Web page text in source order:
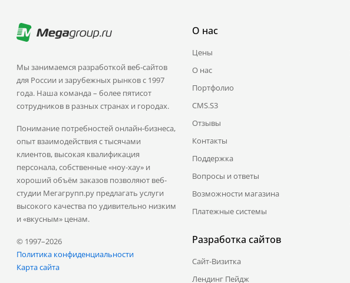
Мы занимаемся разработкой веб-сайтов
для России и зарубежных рынков с 1997
года. Наша команда – более пятисот
сотрудников в разных странах и городах.
Понимание потребностей онлайн-бизнеса,
опыт взаимодействия с тысячами
клиентов, высокая квалификация
персонала, собственные «ноу-хау» и
хороший объём заказов позволяют веб-
студии Мегагрупп.ру предлагать услуги
высокого качества по удивительно низким
и «вкусным» ценам.
© 1997–2026
Политика конфиденциальности
Карта сайта
О нас
Цены
О нас
Портфолио
CMS.S3
Отзывы
Контакты
Поддержка
Вопросы и ответы
Возможности магазина
Платежные системы
Разработка сайтов
Сайт-Визитка
Лендинг Пейдж